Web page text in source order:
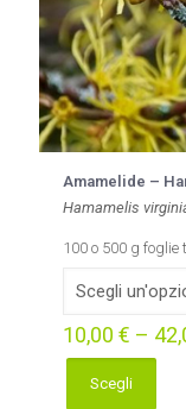
Amamelide –
Hamamelis
100 o 500 g
10,00 € –
Scegli
Questo